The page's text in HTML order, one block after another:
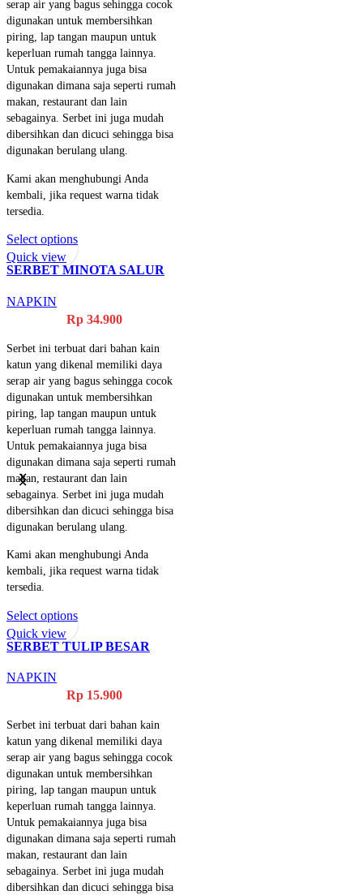
serap air yang bagus sehingga cocok
digunakan untuk membersihkan
piring, lap tangan maupun untuk
keperluan rumah tangga lainnya.
Untuk pemakaiannya juga bisa
digunakan dimana saja seperti rumah
makan, restaurant dan lain
sebagainya. Serbet ini juga mudah
dibersihkan dan dicuci sehingga bisa
digunakan berulang ulang.
Kami akan menghubungi Anda
kembali, jika request warna tidak
tersedia.
Select options
Quick view
SERBET MINOTA SALUR
NAPKIN
Rp34.900
Serbet ini terbuat dari bahan kain
katun yang dikenal memiliki daya
serap air yang bagus sehingga cocok
digunakan untuk membersihkan
piring, lap tangan maupun untuk
keperluan rumah tangga lainnya.
Untuk pemakaiannya juga bisa
digunakan dimana saja seperti rumah
makan, restaurant dan lain
sebagainya. Serbet ini juga mudah
dibersihkan dan dicuci sehingga bisa
digunakan berulang ulang.
Kami akan menghubungi Anda
kembali, jika request warna tidak
tersedia.
Select options
Quick view
SERBET TULIP BESAR
NAPKIN
Rp15.900
Serbet ini terbuat dari bahan kain
katun yang dikenal memiliki daya
serap air yang bagus sehingga cocok
digunakan untuk membersihkan
piring, lap tangan maupun untuk
keperluan rumah tangga lainnya.
Untuk pemakaiannya juga bisa
digunakan dimana saja seperti rumah
makan, restaurant dan lain
sebagainya. Serbet ini juga mudah
dibersihkan dan dicuci sehingga bisa